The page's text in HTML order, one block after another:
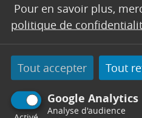
Pour en savoir plus,
politique de
Tout accepter Tout
Google Analytics
Analyse d'audience
Pôle Solidarité -4
Télephone : 04
13h30 - 17h / Vendredi :